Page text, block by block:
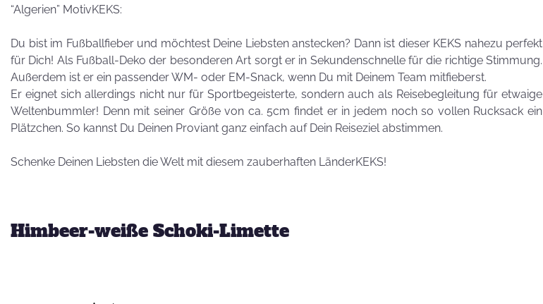
Besuch von
Petra Homeier
Zauberhafte
LogoKEKSE für
Unternehmen
“Algerien” MotivKEKS:
Du bist im Fußballfieber und möchtest Deine Liebsten anstecken? Dann ist dieser KEKS nahezu perfekt
für Dich! Als Fußball-Deko der besonderen Art sorgt er in Sekundenschnelle für die richtige Stimmung.
Außerdem ist er ein passender WM- oder EM-Snack, wenn Du mit Deinem Team mitfieberst.
Er eignet sich allerdings nicht nur für Sportbegeisterte, sondern auch als Reisebegleitung für etwaige
Weltenbummler! Denn mit seiner Größe von ca. 5cm findet er in jedem noch so vollen Rucksack ein
Plätzchen. So kannst Du Deinen Proviant ganz einfach auf Dein Reiseziel abstimmen.
Schenke Deinen Liebsten die Welt mit diesem zauberhaften LänderKEKS!
Himbeer-weiße Schoki-Limette